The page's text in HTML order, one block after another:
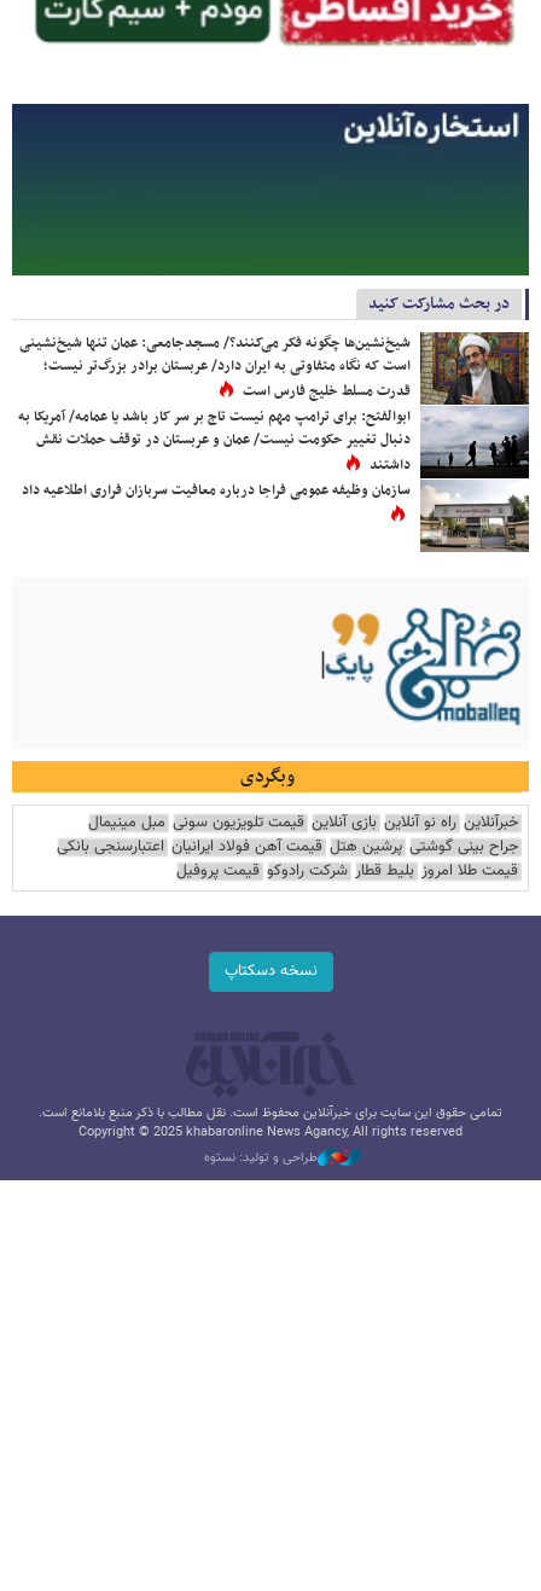
در بحث مشارکت کنید
شیخ‌نشین‌ها چگونه فکر می‌کنند؟/ مسجدجامعی: عمان تنها شیخ‌نشینی
است که نگاه متفاوتی به ایران دارد/ عربستان برادر بزرگ‌تر نیست؛
قدرت مسلط خلیج فارس است
ابوالفتح: برای ترامپ مهم نیست تاج بر سر کار باشد یا عمامه/ آمریکا به
دنبال تغییر حکومت نیست/ عمان و عربستان در توقف حملات نقش
داشتند
سازمان وظیفه عمومی فراجا درباره معافیت سربازان فراری اطلاعیه داد
وبگردی
خبرآنلاین راه نو آنلاین بازی آنلاین قیمت تلویزیون سونی مبل مینیمال
جراح بینی گوشتی پرشین هتل قیمت آهن فولاد ایرانیان اعتبارسنجی بانکی
قیمت طلا امروز بلیط قطار شرکت رادوکو قیمت پروفیل
نسخه دسکتاپ
تمامی حقوق این سایت برای خبرآنلاین محفوظ است. نقل مطالب با ذکر منبع بلامانع است.
Copyright © 2025 khabaronline News Agancy, All rights reserved
طراحی و تولید: نستوه